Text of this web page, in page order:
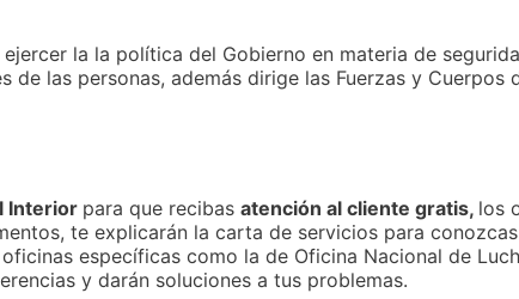
la la política del Gobierno en materia de
las personas, además dirige las Fuerzas y Cuerpos
Interior para que recibas atención al cliente gratis, los
te explicarán la carta de servicios para
específicas como la de Oficina Nacional de
y darán soluciones a tus problemas.